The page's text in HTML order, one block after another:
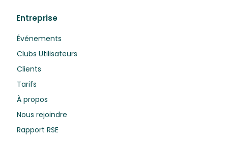
Entreprise
Événements
Clubs Utilisateurs
Clients
Tarifs
À propos
Nous rejoindre
Rapport RSE